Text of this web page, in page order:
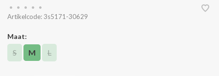
• • • •
•
Artikelcode: 3s5171-30629
Maat:
S M L